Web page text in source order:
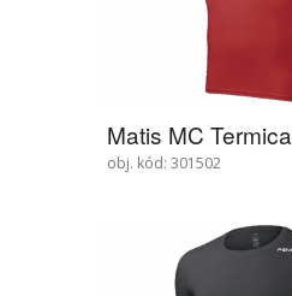
Matis MC Termica
obj. kód: 301502